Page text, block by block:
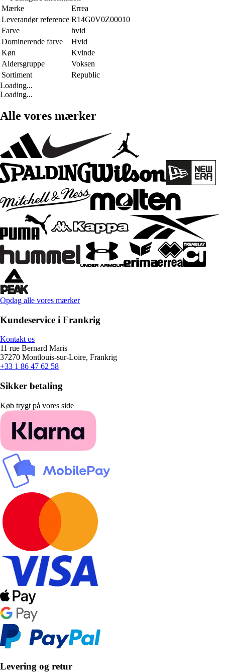
Mærke
Errea
Leverandør reference R14G0V0Z00010
Farve
hvid
Dominerende farve
Hvid
Køn
Kvinde
Aldersgruppe
Voksen
Sortiment
Republic
Loading...
Loading...
Alle vores mærker
Opdag alle vores mærker
Kundeservice i Frankrig
Kontakt os
11 rue Bernard Maris
37270 Montlouis-sur-Loire, Frankrig
+33 1 86 47 62 58
Sikker betaling
Køb trygt på vores side
Levering og retur